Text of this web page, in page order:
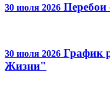
30 июля 2026 Перебои
30 июля 2026 График
Жизни"